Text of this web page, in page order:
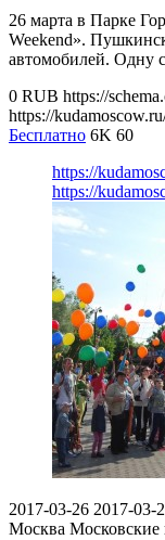
26 марта в Парке
Weekend».
автомобилей. Одну
0 RUB https://
https://
Бесплатно 6K 60
https://
https://
2017-03-26 2017-03-
Москва Московские